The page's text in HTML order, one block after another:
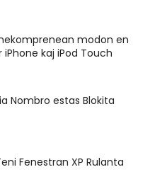
modon en
kaj iPod Touch
Nombro estas Blokita
Fenestran XP Rulanta